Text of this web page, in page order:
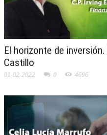
El horizonte de
Castillo
01-02-2022 0 4696